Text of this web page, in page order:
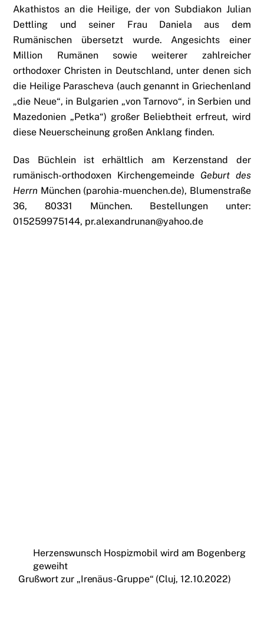
Akathistos an die Heilige, der von Subdiakon Julian
Dettling und seiner Frau Daniela aus dem
Rumänischen übersetzt wurde. Angesichts einer
Million Rumänen sowie weiterer zahlreicher
orthodoxer Christen in Deutschland, unter denen sich
die Heilige Parascheva (auch genannt in Griechenland
„die Neue“, in Bulgarien „von Tarnovo“, in Serbien und
Mazedonien „Petka“) großer Beliebtheit erfreut, wird
diese Neuerscheinung großen Anklang finden.
Das Büchlein ist erhältlich am Kerzenstand der
rumänisch-orthodoxen Kirchengemeinde Geburt des
Herrn München (parohia-muenchen.de), Blumenstraße
36, 80331 München. Bestellungen unter:
015259975144, pr.alexandrunan@yahoo.de
Herzenswunsch Hospizmobil wird am Bogenberg
geweiht
Grußwort zur „Irenäus-Gruppe“ (Cluj, 12.10.2022)